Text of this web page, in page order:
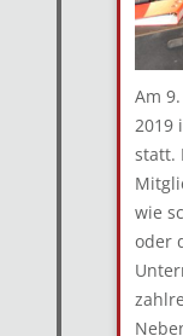
Am
2019
statt.
wie
oder